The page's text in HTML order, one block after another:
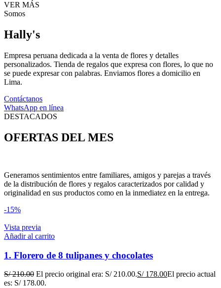
VER MÁS
Somos
Hally's
Empresa peruana dedicada a la venta de flores y detalles
personalizados. Tienda de regalos que expresa con flores, lo que no
se puede expresar con palabras. Enviamos flores a domicilio en
Lima.
Contáctanos
WhatsApp en línea
DESTACADOS
OFERTAS DEL MES
Generamos sentimientos entre familiares, amigos y parejas a través
de la distribución de flores y regalos caracterizados por calidad y
originalidad en sus productos como en la inmediatez en la entrega.
-15%
Vista previa
Añadir al carrito
1. Florero de 8 tulipanes y chocolates
S/210.00 El precio original era: S/ 210.00.S/178.00El precio actual
es: S/ 178.00.